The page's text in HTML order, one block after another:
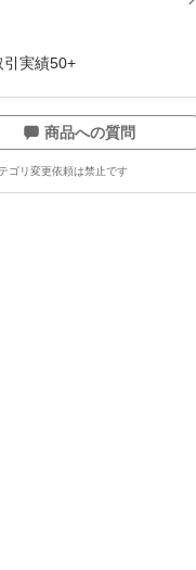
引実績50+
商品への質問
ゴリ変更依頼は禁止です